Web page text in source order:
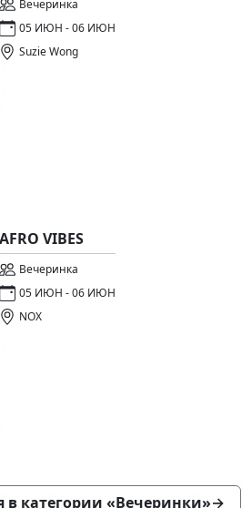
Вечеринка
05 ИЮН - 06 ИЮН
Suzie Wong
AFRO VIBES
Вечеринка
05 ИЮН - 06 ИЮН
NOX
в категории «Вечеринки»→